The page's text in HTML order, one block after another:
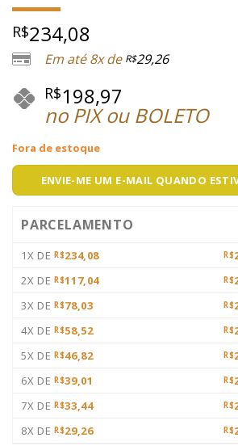
R$234,08
Em até 8x de R$29,26
R$198,97
no PIX ou BOLETO
Fora de estoque
ENVIE-ME UM E-MAIL QUANDO
PARCELAMENTO
1X DE R$234,08 R$
2X DE R$117,04 R$
3X DE R$78,03 R$
4X DE R$58,52 R$
5X DE R$46,82 R$
6X DE R$39,01 R$
7X DE R$33,44 R$
8X DE R$29,26 R$